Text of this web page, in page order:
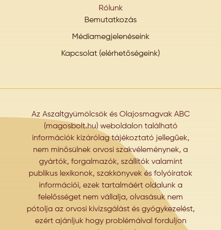
Rólunk
Bemutatkozás
Médiamegjelenéseink
Kapcsolat (elérhetőségeink)
Az Aszaltgyümölcsök és Olajosmagvak ABC
(magosbolt.hu) weboldalon található
információk kizárólag tájékoztató jellegűek,
nem minősülnek orvosi szakvéleménynek, a
gyártók, forgalmazók, szállítók valamint
publikus lexikonok, szakkönyvek és folyóiratok
információi, ezek tartalmáért oldalunk a
felelősséget nem vállalja, olvasásuk nem
pótolja az orvosi kivizsgálást és gyógykezelést,
ezért ajánljuk hogy problémáival forduljon